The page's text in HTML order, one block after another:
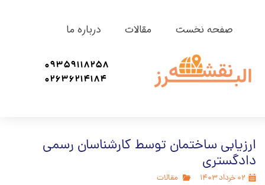
صفحه نخست مقالات درباره ما
09359118258
02636214184
ارزیابی ساختمان توسط کارشناسان رسمی
دادگستری
۰۲ خرداد ۱۴۰۳ مقالات